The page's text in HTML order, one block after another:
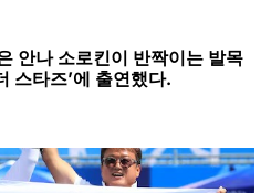
안나 소로킨이 반짝이는 발목
스타즈’에 출연했다.